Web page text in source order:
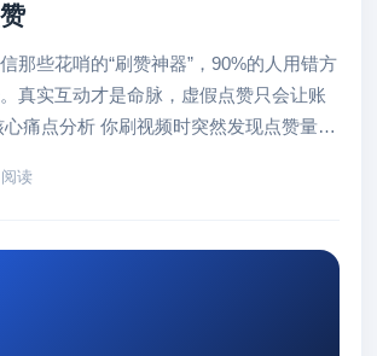
那些花哨的“刷赞神器”，90%的人用错方
真实互动才是命脉，虚假点赞只会让账
痛点分析 你刷视频时突然发现点赞量卡
读